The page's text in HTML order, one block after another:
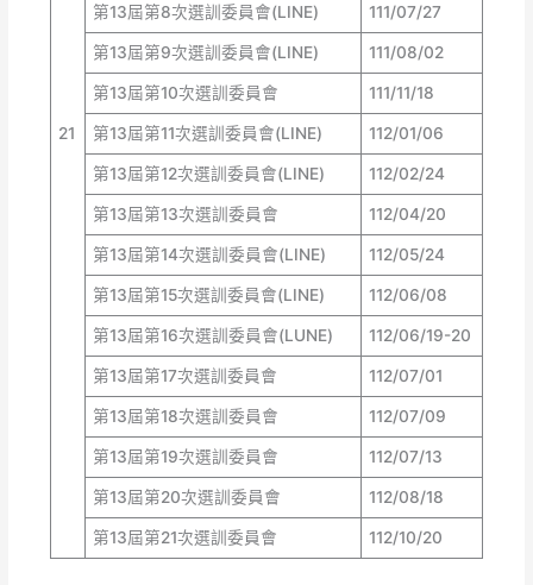
21
第13屆第8次選訓委員會(LINE) 111/07/27
第13屆第9次選訓委員會(LINE) 111/08/02
第13屆第10次選訓委員會 111/11/18
第13屆第11次選訓委員會(LINE) 112/01/06
第13屆第12次選訓委員會(LINE) 112/02/24
第13屆第13次選訓委員會 112/04/20
第13屆第14次選訓委員會(LINE) 112/05/24
第13屆第15次選訓委員會(LINE) 112/06/08
第13屆第16次選訓委員會(LUNE) 112/06/19-20
第13屆第17次選訓委員會 112/07/01
第13屆第18次選訓委員會 112/07/09
第13屆第19次選訓委員會 112/07/13
第13屆第20次選訓委員會 112/08/18
第13屆第21次選訓委員會 112/10/20